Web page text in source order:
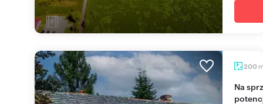
200
Na sprzedaż przestronne gospodarstwo 200 m² z